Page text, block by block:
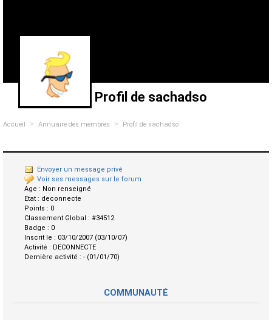
Profil de sachadso
Accueil > Annuaire des membres > Profil de sachadso
Envoyer un message privé
Voir ses messages sur le forum
Age : Non renseigné
Etat : deconnecte
Points : 0
Classement Global : #34512
Badge : 0
Inscrit le : 03/10/2007 (03/10/07)
Activité : DECONNECTE
Dernière activité : - (01/01/70)
COMMUNAUTÉ